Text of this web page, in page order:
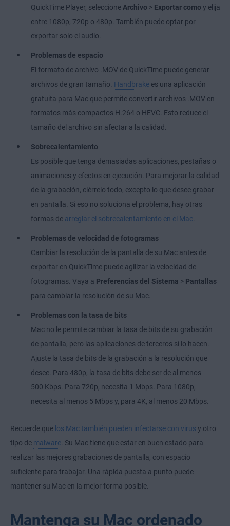
QuickTime Player, seleccione Archivo > Exportar como y elija
entre 1080p, 720p o 480p. También puede optar por
exportar solo el audio.
Problemas de espacio
El formato de archivo .MOV de QuickTime puede generar
archivos de gran tamaño. Handbrake es una aplicación
gratuita para Mac que permite convertir archivos .MOV en
formatos más compactos H.264 o HEVC. Esto reduce el
tamaño del archivo sin afectar a la calidad.
Sobrecalentamiento
Es posible que tenga demasiadas aplicaciones, pestañas o
animaciones y efectos en ejecución. Para mejorar la calidad
de la grabación, ciérrelo todo, excepto lo que desee grabar
en pantalla. Si eso no soluciona el problema, hay otras
formas de arreglar el sobrecalentamiento en el Mac
Problemas de velocidad de fotogramas
Cambiar la resolución de la pantalla de su Mac antes de
exportar en QuickTime puede agilizar la velocidad de
fotogramas. Vaya a Preferencias del Sistema > Pantallas
para cambiar la resolución de su Mac.
Problemas con la tasa de bits
Mac no le permite cambiar la tasa de bits de su grabación
de pantalla, pero las aplicaciones de terceros sí lo hacen.
Ajuste la tasa de bits de la grabación a la resolución que
desee. Para 480p, la tasa de bits debe ser de al menos
500 Kbps. Para 720p, necesita 1 Mbps. Para 1080p,
necesita al menos 5 Mbps y, para 4K, al menos 20 Mbps.
Recuerde que los Mac también pueden infectarse con virus y otro
tipo de malware . Su Mac tiene que estar en buen estado para
realizar las mejores grabaciones de pantalla, con espacio
suficiente para trabajar. Una rápida puesta a punto puede
mantener su Mac en la mejor forma posible.
Mantenga su Mac ordenado